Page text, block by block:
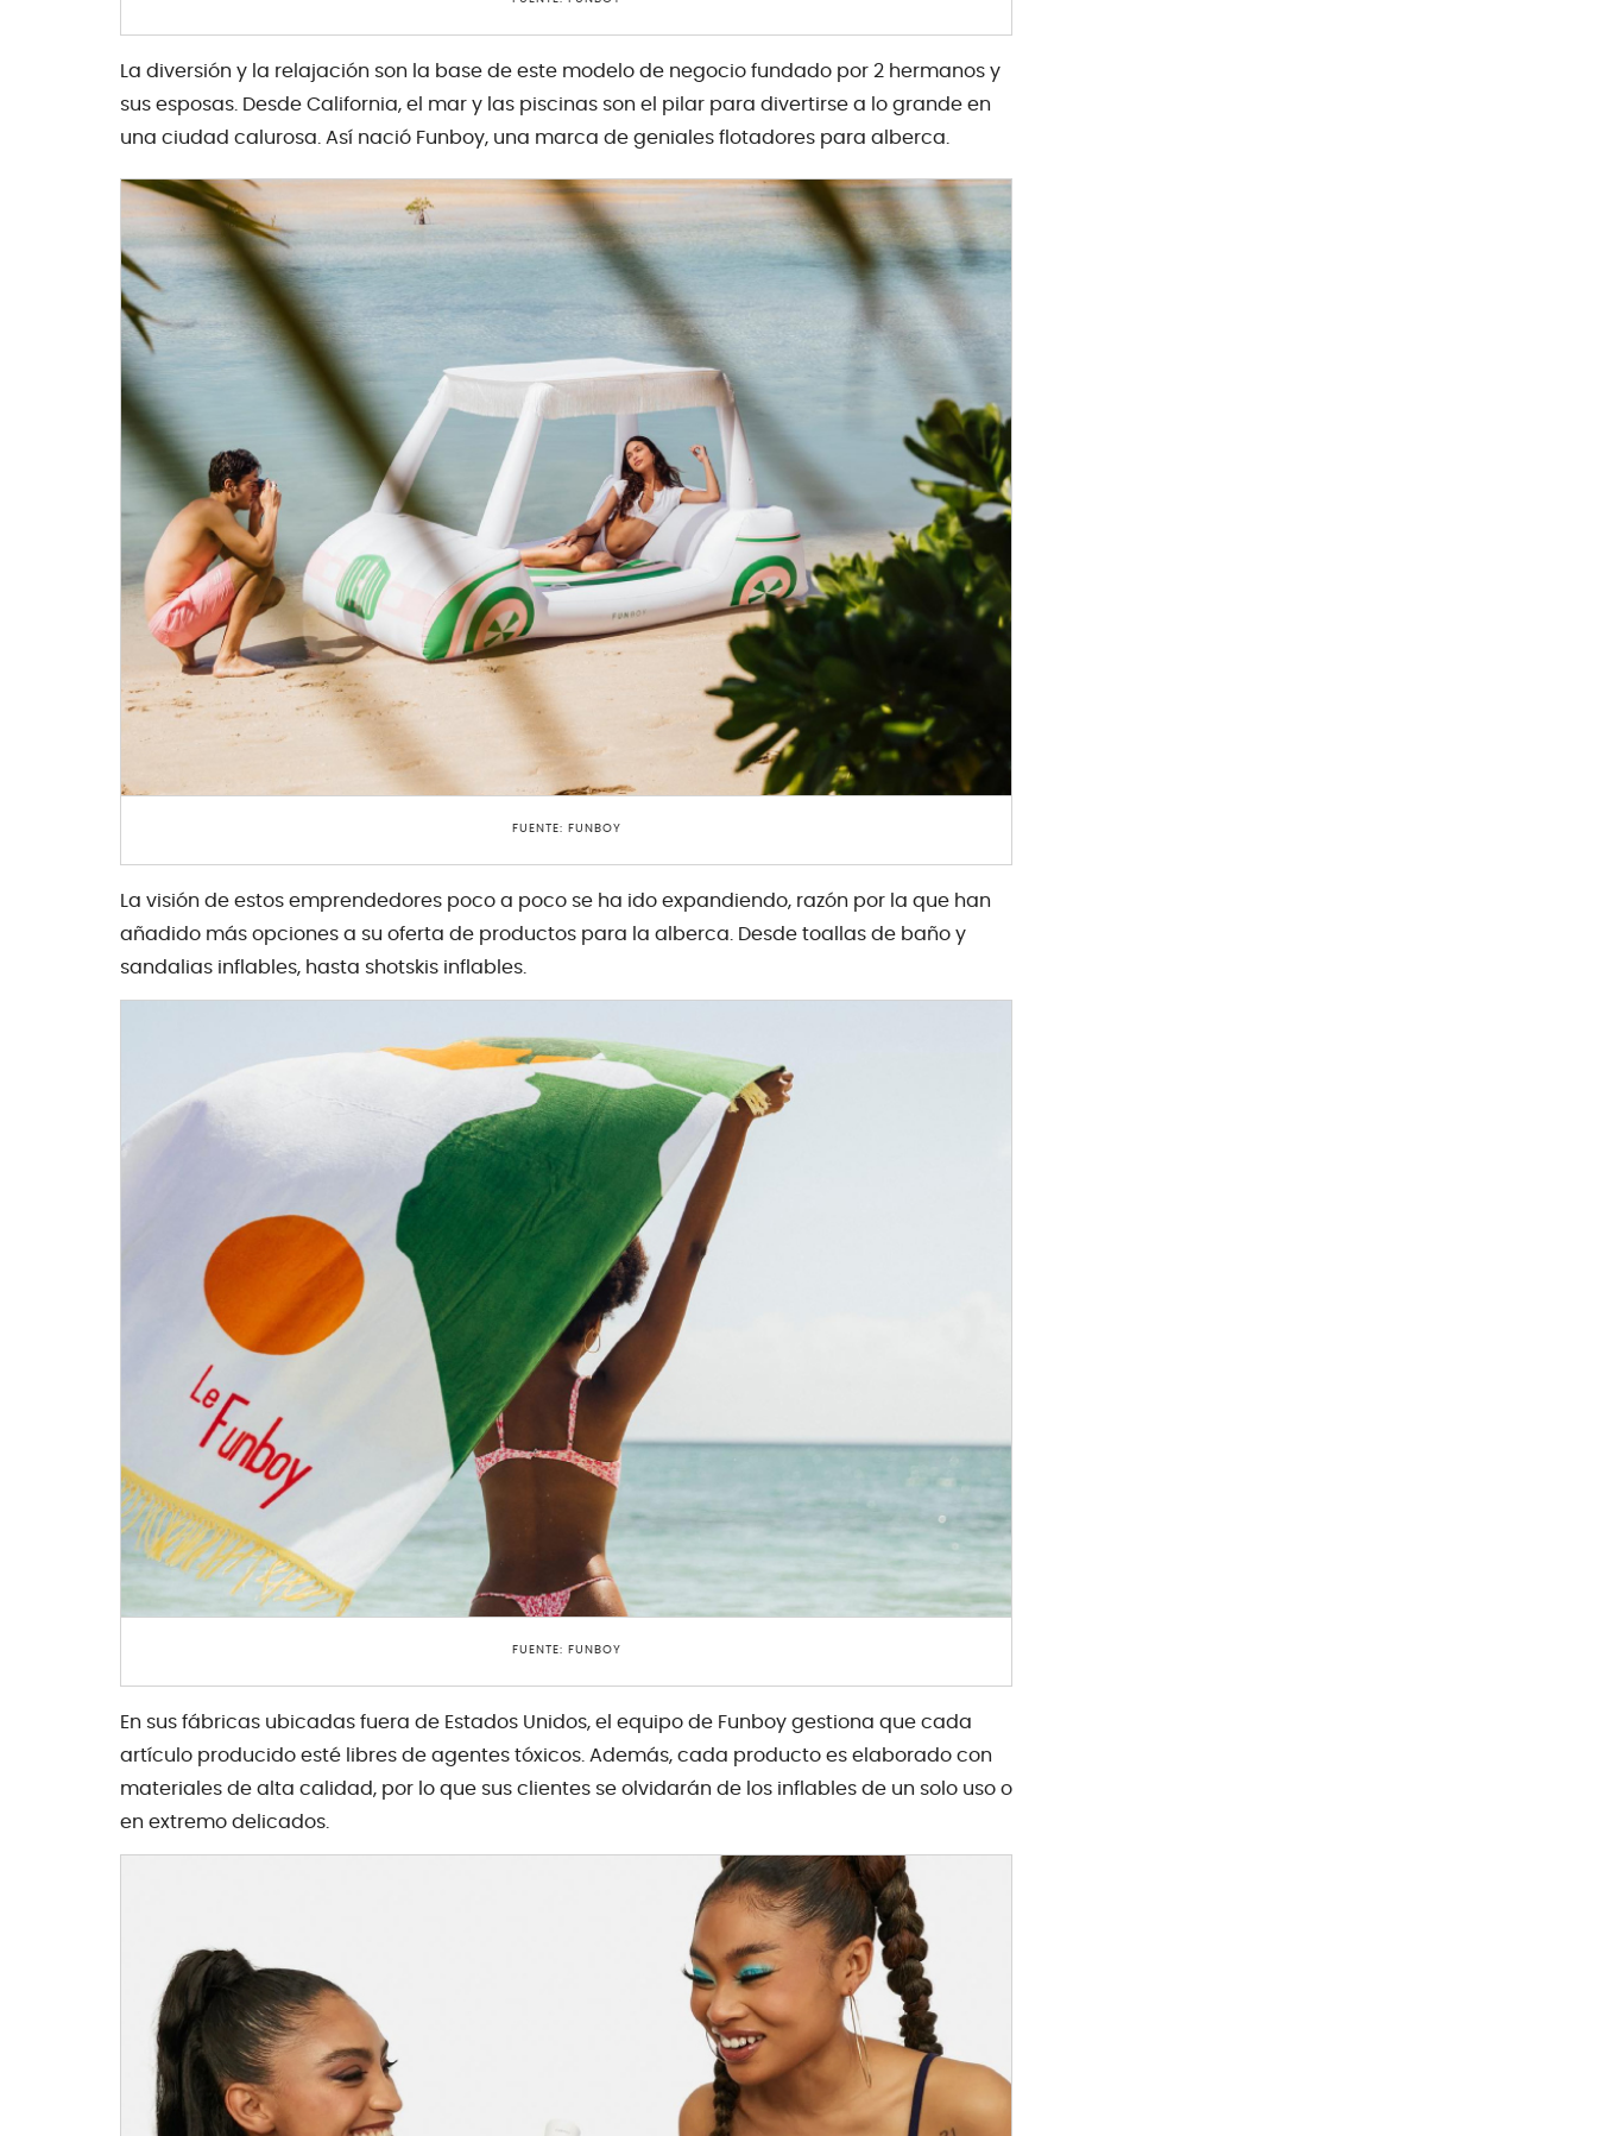
La diversión y la relajación son la base de este modelo de negocio fundado por 2 hermanos y
sus esposas. Desde California, el mar y las piscinas son el pilar para divertirse a lo grande en
una ciudad calurosa. Así nació Funboy, una marca de geniales flotadores para alberca.
FUENTE: FUNBOY
La visión de estos emprendedores poco a poco se ha ido expandiendo, razón por la que han
añadido más opciones a su oferta de productos para la alberca. Desde toallas de baño y
sandalias inflables, hasta shotskis inflables.
FUENTE: FUNBOY
En sus fábricas ubicadas fuera de Estados Unidos, el equipo de Funboy gestiona que cada
artículo producido esté libres de agentes tóxicos. Además, cada producto es elaborado con
materiales de alta calidad, por lo que sus clientes se olvidarán de los inflables de un solo uso o
en extremo delicados.